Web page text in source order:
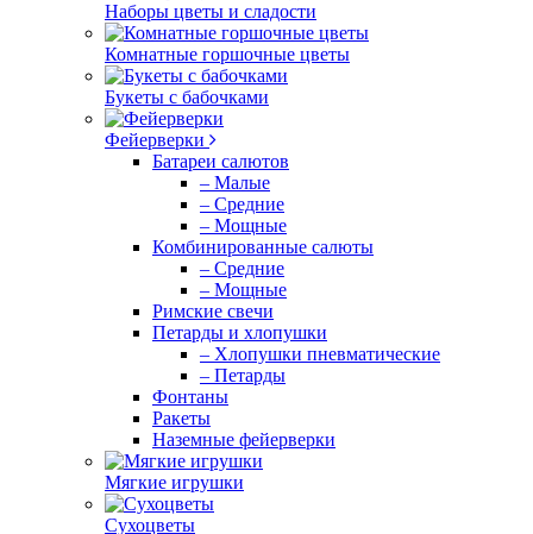
Наборы цветы и сладости
Комнатные горшочные цветы
Букеты с бабочками
Фейерверки
Батареи салютов
– Малые
– Средние
– Мощные
Комбинированные салюты
– Средние
– Мощные
Римские свечи
Петарды и хлопушки
– Хлопушки пневматические
– Петарды
Фонтаны
Ракеты
Наземные фейерверки
Мягкие игрушки
Сухоцветы